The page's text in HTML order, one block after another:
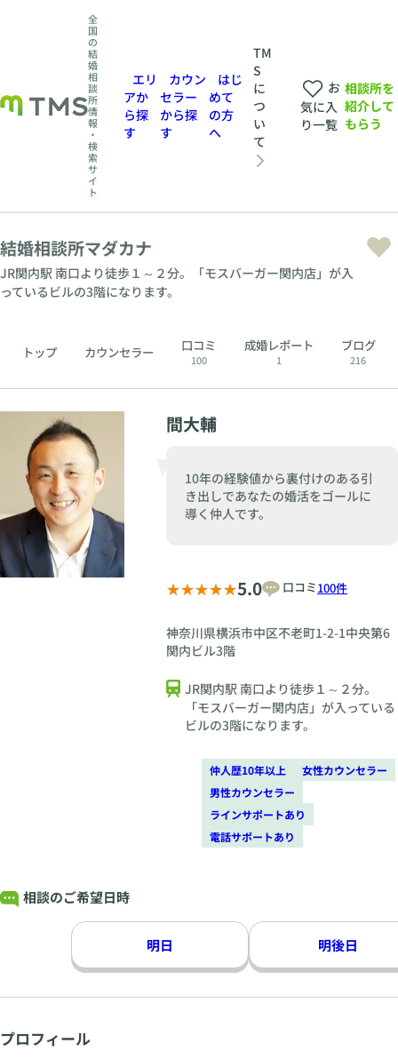
全
国
の
結
婚
相
談
所
情
報
・
検
索
サ
イ
ト
エリ
アか
ら探
す
カウン
セラー
から探
す
はじ
めて
の方
へ
TM
S
に
つ
い
て
お
気に入
り一覧
相談所を
紹介して
もらう
結婚相談所マダカナ
JR関内駅 南口より徒歩１～２分。「モスバーガー関内店」が入
っているビルの3階になります。
トップ カウンセラー 口コミ
100
成婚レポート
1
ブログ
216
間大輔
10年の経験値から裏付けのある引
き出しであなたの婚活をゴールに
導く仲人です。
5.0 口コミ100件
神奈川県横浜市中区不老町1-2-1中央第6
関内ビル3階
JR関内駅 南口より徒歩１～２分。
「モスバーガー関内店」が入っている
ビルの3階になります。
仲人歴10年以上
女性カウンセラー
男性カウンセラー
ラインサポートあり
電話サポートあり
相談のご希望日時
明日 明後日
プロフィール